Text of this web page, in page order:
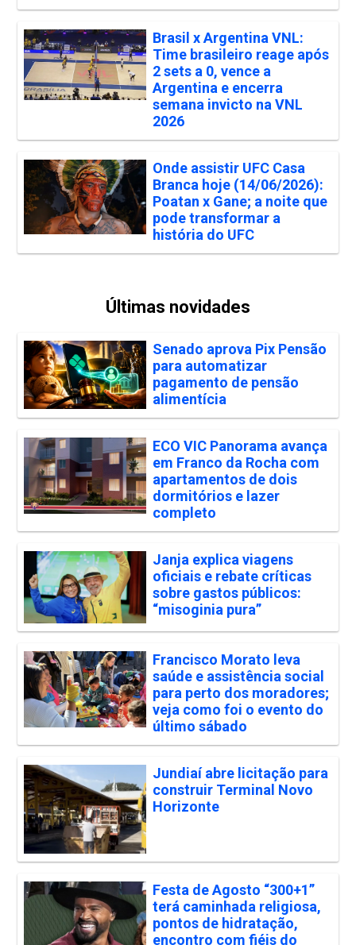
Brasil x Argentina VNL:
Time brasileiro reage após
2 sets a 0, vence a
Argentina e encerra
semana invicto na VNL
2026
Onde assistir UFC Casa
Branca hoje (14/06/2026):
Poatan x Gane; a noite que
pode transformar a
história do UFC
Últimas novidades
Senado aprova Pix Pensão
para automatizar
pagamento de pensão
alimentícia
ECO VIC Panorama avança
em Franco da Rocha com
apartamentos de dois
dormitórios e lazer
completo
Janja explica viagens
oficiais e rebate críticas
sobre gastos públicos:
“misoginia pura”
Francisco Morato leva
saúde e assistência social
para perto dos moradores;
veja como foi o evento do
último sábado
Jundiaí abre licitação para
construir Terminal Novo
Horizonte
Festa de Agosto “300+1”
terá caminhada religiosa,
pontos de hidratação,
encontro com fiéis do